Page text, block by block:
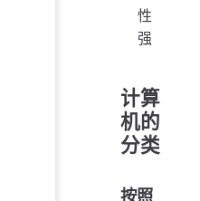
性
强
计算
机的
分类
按照